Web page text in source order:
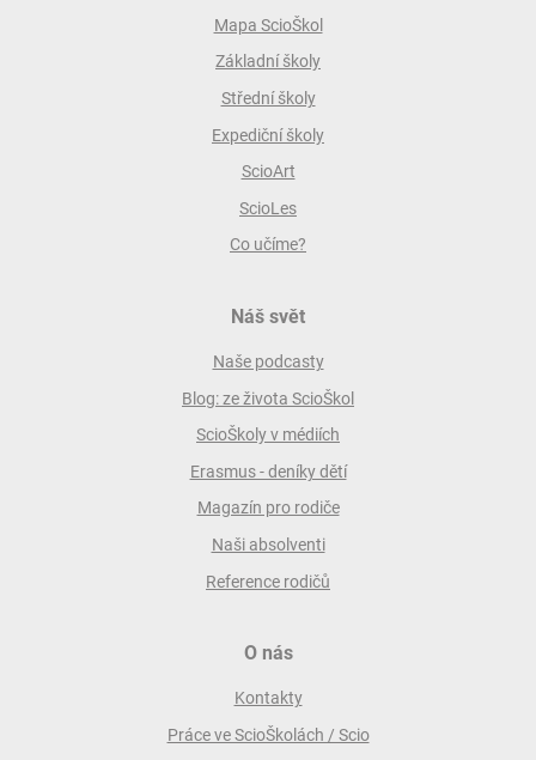
Mapa ScioŠkol
Základní školy
Střední školy
Expediční školy
ScioArt
ScioLes
Co učíme?
Náš svět
Naše podcasty
Blog: ze života ScioŠkol
ScioŠkoly v médiích
Erasmus - deníky dětí
Magazín pro rodiče
Naši absolventi
Reference rodičů
O nás
Kontakty
Práce ve ScioŠkolách / Scio